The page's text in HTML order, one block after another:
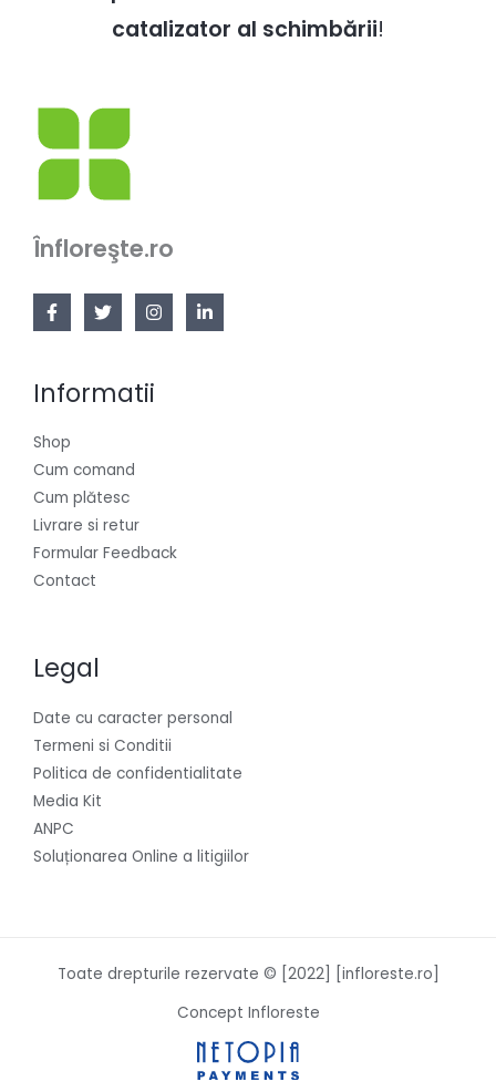
catalizator al schimbării!
Înfloreşte.ro
Informatii
Shop
Cum comand
Cum plătesc
Livrare si retur
Formular Feedback
Contact
Legal
Date cu caracter personal
Termeni si Conditii
Politica de confidentialitate
Media Kit
ANPC
Soluționarea Online a litigiilor
Toate drepturile rezervate © [2022] [infloreste.ro]
Concept Infloreste